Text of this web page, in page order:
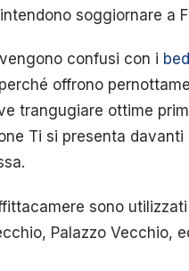
soggiornare a
confusi con i
offrono
trangugiare ottime
Ti si presenta
sono
Palazzo Vecchio,